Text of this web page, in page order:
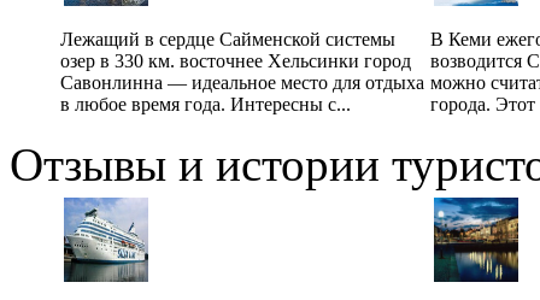
Лежащий в сердце Сайменской системы
озер в 330 км. восточнее Хельсинки город
Савонлинна — идеальное место для отдыха
в любое время года. Интересны с...
В Кеми
возводится
можно
города. Этот
Отзывы и истории